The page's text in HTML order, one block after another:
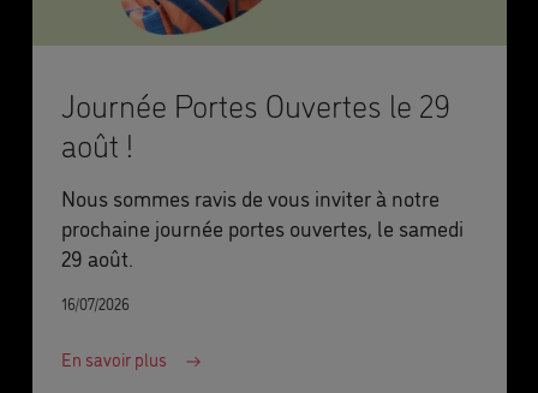
Journée Portes Ouvertes le 29
août !
Nous sommes ravis de vous inviter à notre
prochaine journée portes ouvertes, le samedi
29 août.
16/07/2026
En savoir plus